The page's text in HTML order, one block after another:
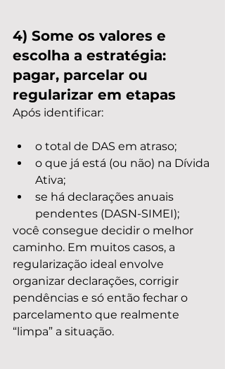
4) Some os valores e
escolha a estratégia:
pagar, parcelar ou
regularizar em etapas
Após identificar:
o total de DAS em atraso;
o que já está (ou não) na Dívida
Ativa;
se há declarações anuais
pendentes (DASN-SIMEI);
você consegue decidir o melhor
caminho. Em muitos casos, a
regularização ideal envolve
organizar declarações, corrigir
pendências e só então fechar o
parcelamento que realmente
“limpa” a situação.